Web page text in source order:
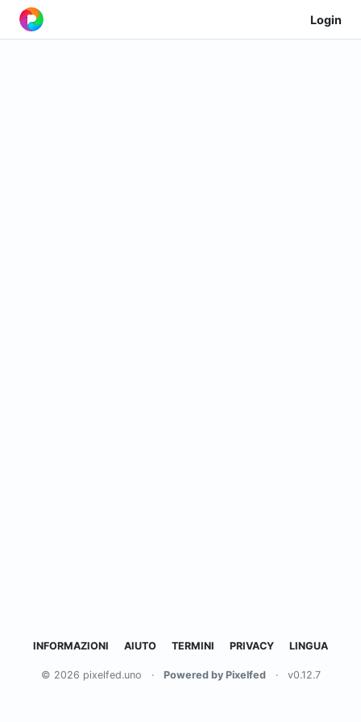
Login
INFORMAZIONI AIUTO TERMINI PRIVACY LINGUA
© 2026 pixelfed.uno · Powered by Pixelfed · v0.12.7